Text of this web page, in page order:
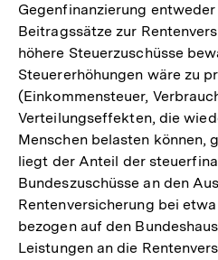
Gegenfinanzierung
Beitragssätze zur
höhere Steuerzuschüsse
Steuererhöhungen wäre zu
(Einkommensteuer,
Verteilungseffekten, die
Menschen belasten können,
liegt der Anteil der
Bundeszuschüsse an den
Rentenversicherung bei
bezogen auf den
Leistungen an die